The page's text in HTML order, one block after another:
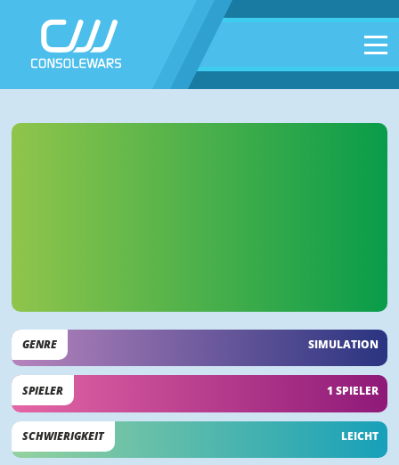
GENRE SIMULATION
SPIELER 1 SPIELER
SCHWIERIGKEIT LEICHT